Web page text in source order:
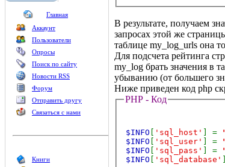
Главная
Аккаунт
Пользователи
Опросы
Поиск по сайту
Новости RSS
Форум
Отправить другу
Связаться с нами
Книги
В результате, получаем
запросах этой же
таблице my_log_urls она
Для подсчета рейтинга
my_log брать значения в
убыванию (от большего
Ниже приведен код php
PHP - Код
$INFO 'sql_host' ] =
$INFO
'sql_user' ] =
$INFO
'sql_pass' ] =
$INFO
'sql_database'